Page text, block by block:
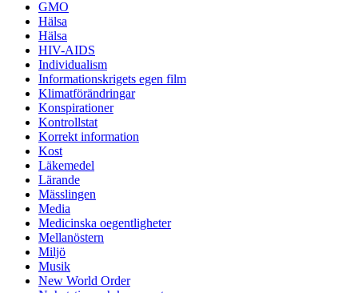
GMO
Hälsa
Hälsa
HIV-AIDS
Individualism
Informationskrigets egen film
Klimatförändringar
Konspirationer
Kontrollstat
Korrekt information
Kost
Läkemedel
Lärande
Mässlingen
Media
Medicinska oegentligheter
Mellanöstern
Miljö
Musik
New World Order